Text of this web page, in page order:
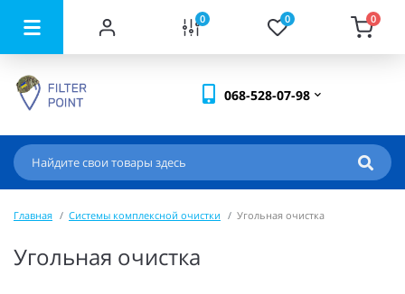
0 0 0
068-528-07-98
Главная Системы комплексной очистки Угольная очистка
Угольная очистка